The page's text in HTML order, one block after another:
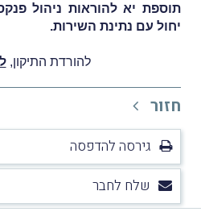
תוספת יא להוראות ניהול
יחול עם נתינת השירות.
להורדת התיקון,
חזור
גירסה להדפסה
שלח לחבר